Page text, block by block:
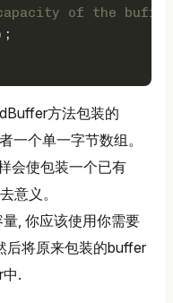
of the
方法包装的
一个单一字节数组。
会使包装一个已有
意义。
, 你应该使用你需要
后将原来包装的buffer
.